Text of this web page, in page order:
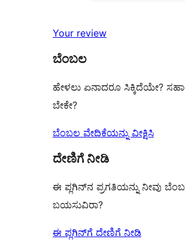
reviews
star
reviews
Your review
ಬೆಂಬಲ
ಹೇಳಲು ಏನಾದರೂ ಸಿಕ್ಕಿದೆಯೇ?
ಬೇಕೇ?
ಬೆಂಬಲ ವೇದಿಕೆಯನ್ನು ವೀಕ್ಷಿಸಿ
ದೇಣಿಗೆ ನೀಡಿ
ಈ ಪ್ಲಗಿನ್‌ನ ಪ್ರಗತಿಯನ್ನು ನೀವು
ಬಯಸುವಿರಾ?
ಈ ಪ್ಲಗಿನ್‌ಗೆ ದೇಣಿಗೆ ನೀಡಿ